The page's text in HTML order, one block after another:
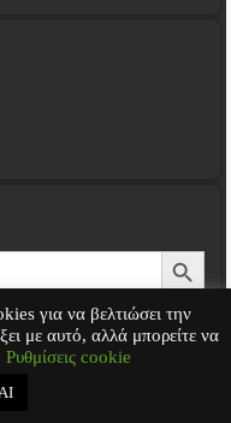
Search Button
Service Περιφερειακά
για να βελτιώσει την
με αυτό, αλλά μπορείτε να
Ρυθμίσεις cookie